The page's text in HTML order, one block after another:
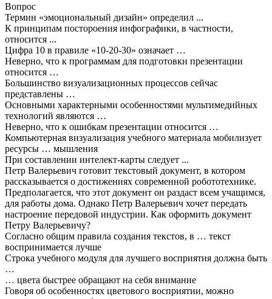
Вопрос
Термин «эмоциональный дизайн» определил ...
К принципам постороения инфографики, в частности,
относится ...
Цифра 10 в правиле «10-20-30» означает …
Неверно, что к программам для подготовки презентации
относится …
Большинство визуализационных процессов сейчас
представлены …
Основными характерными особенностями мультимедийных
технологий являются …
Неверно, что к ошибкам презентации относится …
Компьютерная визуализация учебного материала мобилизует
ресурсы … мышления
При составлении интелект-карты следует ...
Петр Валерьевич готовит текстовый документ, в котором
рассказывается о достижениях современной робототехнике.
Предполагается, что этот документ он раздаст всем учащимся,
для работы дома. Однако Петр Валерьевич хочет передать
настроение передовой индустрии. Как оформить документ
Петру Валерьевичу?
Согласно общим правила создания текстов, в … текст
воспринимается лучше
Строка учебного модуля для лучшего восприятия должна быть
…
… цвета быстрее обращают на себя внимание
Говоря об особенностях цветового восприятии, можно